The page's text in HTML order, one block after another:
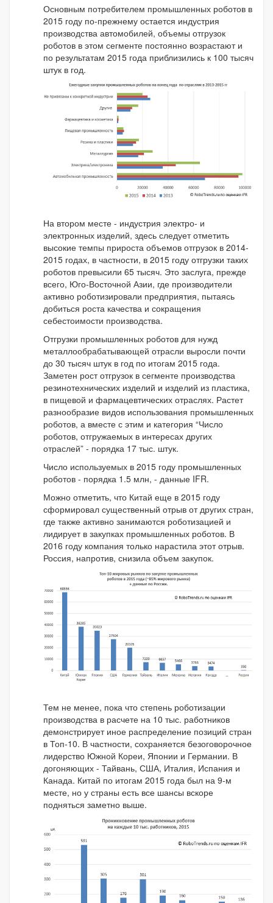
Основным потребителем промышленных роботов в
2015 году по-прежнему остается индустрия
производства автомобилей, объемы отгрузок
роботов в этом сегменте постоянно возрастают и
по результатам 2015 года приблизились к 100 тысяч
штук в год.
На втором месте - индустрия электро- и
электронных изделий, здесь следует отметить
высокие темпы прироста объемов отгрузок в 2014-
2015 годах, в частности, в 2015 году отгрузки таких
роботов превысили 65 тысяч. Это заслуга, прежде
всего, Юго-Восточной Азии, где производители
активно роботизировали предприятия, пытаясь
добиться роста качества и сокращения
себестоимости производства.
Отгрузки промышленных роботов для нужд
металлообрабатывающей отрасли выросли почти
до 30 тысяч штук в год по итогам 2015 года.
Заметен рост отгрузок в сегменте производства
резинотехнических изделий и изделий из пластика,
в пищевой и фармацевтических отраслях. Растет
разнообразие видов использования промышленных
роботов, а вместе с этим и категория “Число
роботов, отгружаемых в интересах других
отраслей” - порядка 17 тыс. штук.
Число используемых в 2015 году промышленных
роботов - порядка 1.5 млн, - данные IFR.
Можно отметить, что Китай еще в 2015 году
сформировал существенный отрыв от других стран,
где также активно занимаются роботизацией и
лидирует в закупках промышленных роботов. В
2016 году компания только нарастила этот отрыв.
Россия, напротив, снизила объем закупок.
Тем не менее, пока что степень роботизации
производства в расчете на 10 тыс. работников
демонстрирует иное распределение позиций стран
в Топ-10. В частности, сохраняется безоговорочное
лидерство Южной Кореи, Японии и Германии. В
догоняющих - Тайвань, США, Италия, Испания и
Канада. Китай по итогам 2015 года был на 9-м
месте, но у страны есть все шансы вскоре
подняться заметно выше.